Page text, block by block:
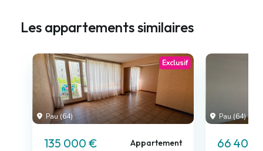
Les appartements similaires
Pau (64)
Exclusif
135 000 € Appartement
Pau (64)
66 400